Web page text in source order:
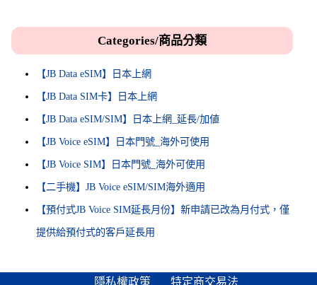
Categories/商品分類
【JB Data eSIM】日本上網
【JB Data SIM卡】日本上網
【JB Data eSIM/SIM】日本上網_延長/加値
【JB Voice eSIM】日本門號_海外可使用
【JB Voice SIM】日本門號_海外可使用
【二手機】JB Voice eSIM/SIM海外適用
【預付式JB Voice SIM延長月份】新申請已改為月付式，僅
提供給預付式的客戶延長用
隱私權政策 特定商交易法